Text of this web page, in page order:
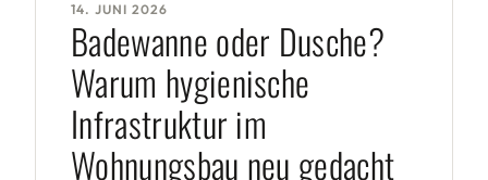
14. JUNI 2026
Badewanne oder Dusche?
Warum hygienische
Infrastruktur im
Wohnungsbau neu gedacht